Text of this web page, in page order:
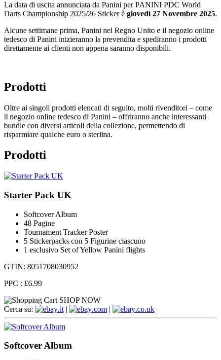
La data di uscita annunciata da Panini per PANINI PDC World
Darts Championship 2025/26 Sticker è giovedì 27 Novembre 2025.
Alcune settimane prima, Panini nel Regno Unito e il negozio online
tedesco di Panini inizieranno la prevendita e spediranno i prodotti
direttamente ai clienti non appena saranno disponibili.
Prodotti
Oltre ai singoli prodotti elencati di seguito, molti rivenditori – come
il negozio online tedesco di Panini – offriranno anche interessanti
bundle con diversi articoli della collezione, permettendo di
risparmiare qualche euro o sterlina.
Prodotti
Starter Pack UK
Softcover Album
48 Pagine
Tournament Tracker Poster
5 Stickerpacks con 5 Figurine ciascuno
1 esclusivo Set of Yellow Panini flights
GTIN: 8051708030952
PPC : £6.99
SHOP NOW
Cerca su:
.it | .com | .co.uk
Softcover Album